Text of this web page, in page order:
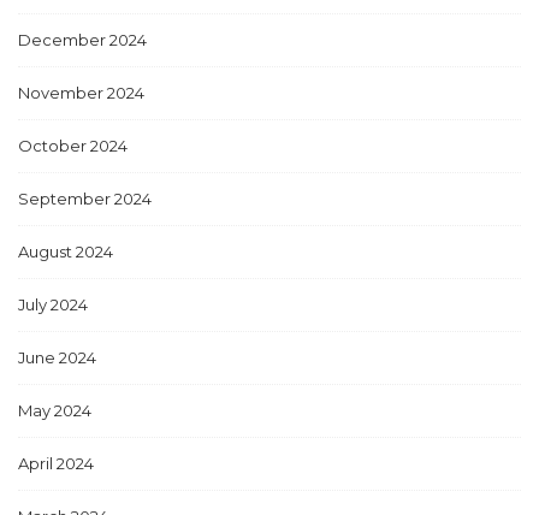
December 2024
November 2024
October 2024
September 2024
August 2024
July 2024
June 2024
May 2024
April 2024